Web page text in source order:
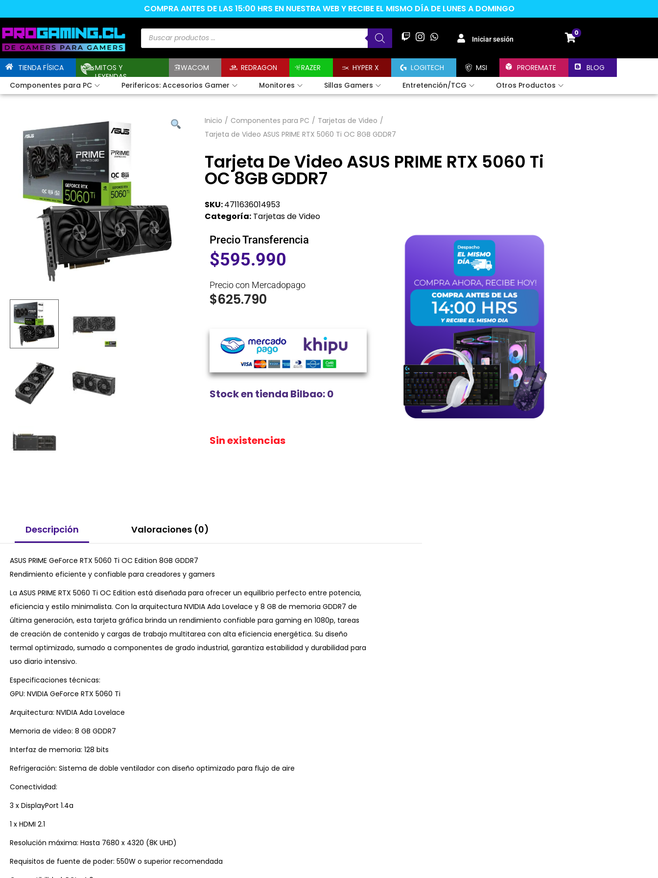
COMPRA ANTES DE LAS 15:00 HRS EN NUESTRA WEB Y RECIBE EL MISMO DÍA DE LUNES A DOMINGO
Iniciar sesión
0
TIENDA FÍSICA
MITOS Y
LEYENDAS
WACOM REDRAGON RAZER HYPER X LOGITECH MSI PROREMATE
BLOG
Componentes para PC
Perifericos: Accesorios Gamer Monitores Sillas Gamers Entretención/TCG Otros Productos
Inicio / Componentes para PC / Tarjetas de Video /
Tarjeta de Video ASUS PRIME RTX 5060 Ti OC 8GB GDDR7
Tarjeta De Video ASUS PRIME RTX 5060 Ti
OC 8GB GDDR7
SKU:4711636014953
Categoría: Tarjetas de Video
Precio Transferencia
$595.990
Precio con Mercadopago
$625.790
Stock en tienda Bilbao: 0
Sin existencias
Descripción Valoraciones (0)
ASUS PRIME GeForce RTX 5060 Ti OC Edition 8GB GDDR7
Rendimiento eficiente y confiable para creadores y gamers
La ASUS PRIME RTX 5060 Ti OC Edition está diseñada para ofrecer un equilibrio perfecto entre potencia,
eficiencia y estilo minimalista. Con la arquitectura NVIDIA Ada Lovelace y 8 GB de memoria GDDR7 de
última generación, esta tarjeta gráfica brinda un rendimiento confiable para gaming en 1080p, tareas
de creación de contenido y cargas de trabajo multitarea con alta eficiencia energética. Su diseño
termal optimizado, sumado a componentes de grado industrial, garantiza estabilidad y durabilidad para
uso diario intensivo.
Especificaciones técnicas:
GPU: NVIDIA GeForce RTX 5060 Ti
Arquitectura: NVIDIA Ada Lovelace
Memoria de video: 8 GB GDDR7
Interfaz de memoria: 128 bits
Refrigeración: Sistema de doble ventilador con diseño optimizado para flujo de aire
Conectividad:
3 x DisplayPort 1.4a
1 x HDMI 2.1
Resolución máxima: Hasta 7680 x 4320 (8K UHD)
Requisitos de fuente de poder: 550W o superior recomendada